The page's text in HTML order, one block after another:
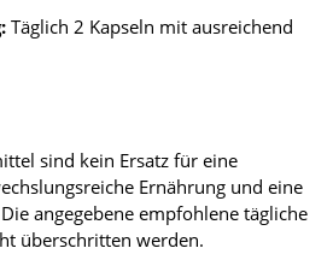
Täglich 2 Kapseln mit ausreichend
sind kein Ersatz für eine
Ernährung und eine
angegebene empfohlene tägliche
überschritten werden.